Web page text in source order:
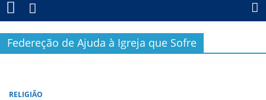
Federeção de Ajuda à Igreja que Sofre
RELIGIÃO